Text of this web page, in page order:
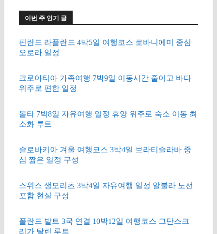
이번 주 인기 글
핀란드 라플란드 4박5일 여행코스 로바니에미 중심
오로라 일정
크로아티아 가족여행 7박9일 이동시간 줄이고 바다
위주로 편한 일정
몰타 7박8일 자유여행 일정 휴양 위주로 숙소 이동 최
소화 루트
슬로바키아 겨울 여행코스 3박4일 브라티슬라바 중
심 짧은 일정 구성
스위스 생모리츠 3박4일 자유여행 일정 알불라 노선
포함 현실 구성
폴란드 발트 3국 연결 10박12일 여행코스 그단스크
리가 탈린 루트